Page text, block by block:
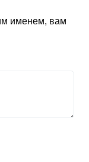
именем, вам